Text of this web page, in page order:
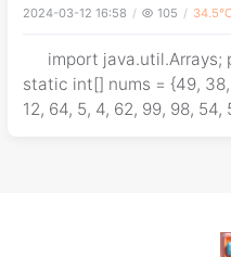
2024-03-12 16:58 105
import java.util.Arrays; public class Sort { public
static int[] nums = {49, 38,
12, 64, 5, 4, 62, 99, 98, 54,